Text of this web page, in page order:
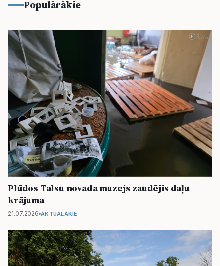
Populārākie
Plūdos Talsu novada muzejs zaudējis daļu
krājuma
21.07.2026 AKTUĀLĀKIE